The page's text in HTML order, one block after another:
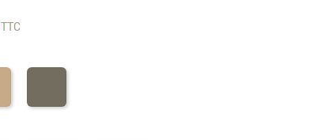
TTC
Bois
Quartz